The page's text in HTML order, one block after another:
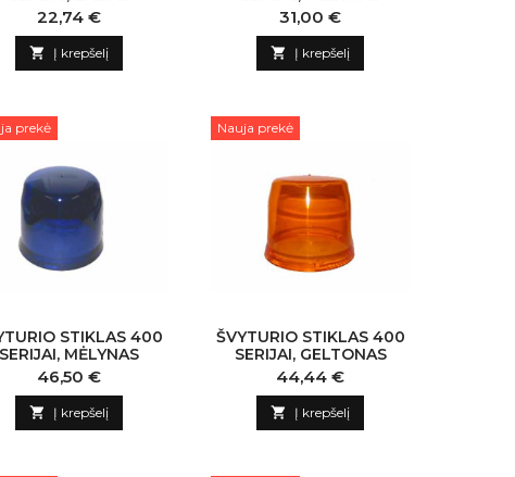
Kaina
22,74 €
 Į krepšelį
Kaina
31,00 €
 Į krepšelį
prekė
STIKLAS 400
SERIJAI, MĖLYNAS
Kaina
46,50 €
 Į krepšelį
Nauja prekė
ŠVYTURIO STIKLAS 400
SERIJAI, GELTONAS
Kaina
44,44 €
 Į krepšelį